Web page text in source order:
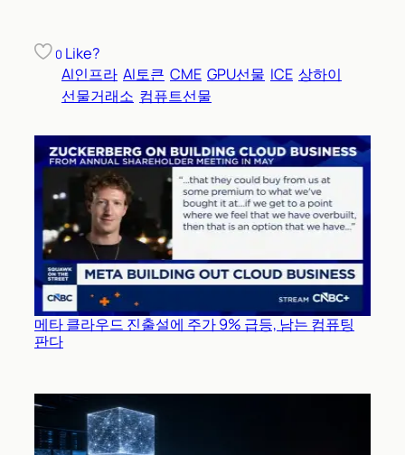
0 Like?
AI인프라 AI토큰 CME GPU선물 ICE 상하이
선물거래소 컴퓨트선물
메타 클라우드 진출설에 주가 9% 급등, 남는 컴퓨팅
판다